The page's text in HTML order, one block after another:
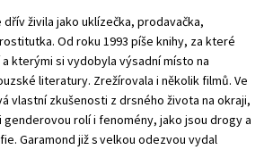
živila jako uklízečka, prodavačka,
Od roku 1993 píše knihy, za které
kterými si vydobyla výsadní místo na
literatury. Zrežírovala i několik filmů. Ve
vlastní zkušenosti z drsného života na okraji,
genderovou rolí i fenomény, jako jsou drogy a
Garamond již s velkou odezvou vydal